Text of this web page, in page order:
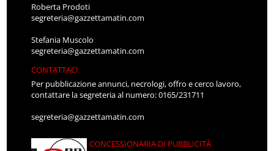
Roberta Prodoti
segreteria@gazzettamatin.com
Stefania Muscolo
segreteria@gazzettamatin.com
CONTATTACI
Per pubblicazione annunci, necrologi, offro e cerco lavoro,
contattare la segreteria al numero: 0165/231711
segreteria@gazzettamatin.com
CONCESSIONARIA DI PUBBLICITÀ